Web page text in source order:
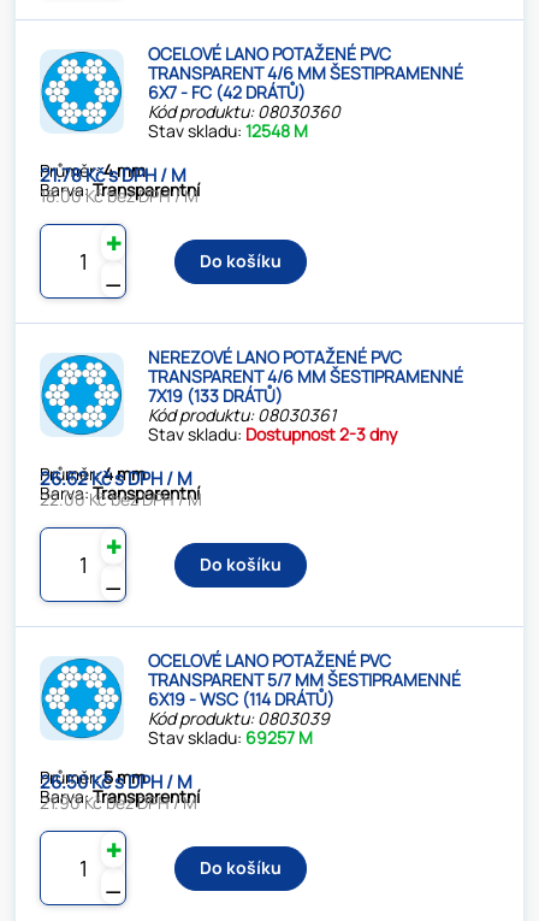
OCELOVÉ LANO POTAŽENÉ PVC
TRANSPARENT 4/6 MM ŠESTIPRAMENNÉ
6X7 - FC (42 DRÁTŮ)
Kód produktu: 08030360
Stav skladu:12548 M
Průměr:4 mm
Barva:Transparentní
21.78 Kč s DPH / M
18.00 Kč bez DPH / M
⚊
✚
Do košíku
NEREZOVÉ LANO POTAŽENÉ PVC
TRANSPARENT 4/6 MM ŠESTIPRAMENNÉ
7X19 (133 DRÁTŮ)
Kód produktu: 08030361
Stav skladu: Dostupnost 2-3 dny
Průměr:4 mm
Barva:Transparentní
26.62 Kč s DPH / M
22.00 Kč bez DPH / M
⚊
✚
Do košíku
OCELOVÉ LANO POTAŽENÉ PVC
TRANSPARENT 5/7 MM ŠESTIPRAMENNÉ
6X19 - WSC (114 DRÁTŮ)
Kód produktu: 0803039
Stav skladu: 69257 M
Průměr:5 mm
Barva:Transparentní
26.50 Kč s DPH / M
21.90 Kč bez DPH / M
⚊
✚
Do košíku